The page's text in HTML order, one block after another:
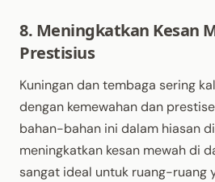
8. Meningkatkan Kesan
Prestisius
Kuningan dan tembaga sering
dengan kemewahan dan
bahan-bahan ini dalam hiasan
meningkatkan kesan mewah di
sangat ideal untuk ruang-ruang